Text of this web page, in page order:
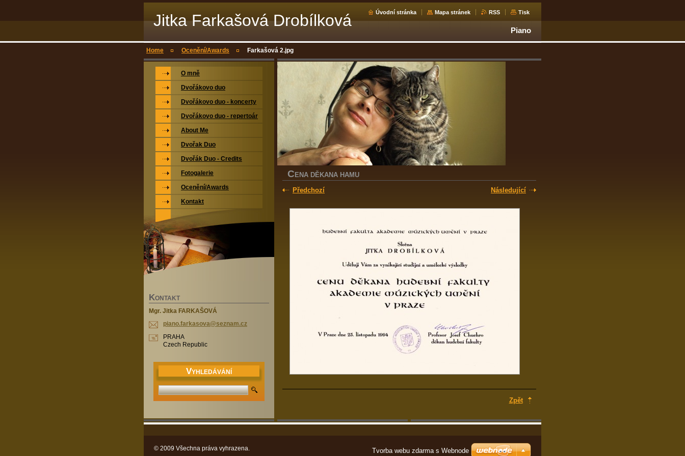
Jitka Farkašová Drobílková Úvodní stránka Mapa stránek RSS Tisk
Piano
Home Ocenění/Awards Farkašová 2.jpg
C ENA DĚKANA HAMU
Předchozí
Následující
Zpět
O mně
Dvořákovo duo
Dvořákovo duo - koncerty
Dvořákovo duo - repertoár
About Me
Dvořak Duo
Dvořák Duo - Credits
Fotogalerie
Ocenění/Awards
Kontakt
KONTAKT
Mgr. Jitka FARKAŠOVÁ
piano.farkasova@seznam.cz
PRAHA
Czech Republic
VYHLEDÁVÁNÍ
© 2009 Všechna práva vyhrazena. Tvorba webu zdarma s Webnode